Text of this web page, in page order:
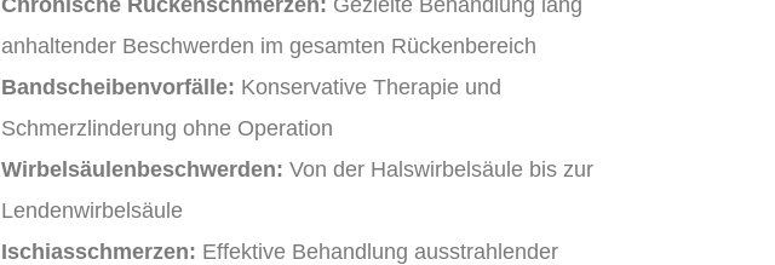
anhaltender Beschwerden im gesamten Rückenbereich
Bandscheibenvorfälle: Konservative Therapie und
Schmerzlinderung ohne Operation
Wirbelsäulenbeschwerden: Von der Halswirbelsäule bis zur
Lendenwirbelsäule
Ischiasschmerzen: Effektive Behandlung ausstrahlender